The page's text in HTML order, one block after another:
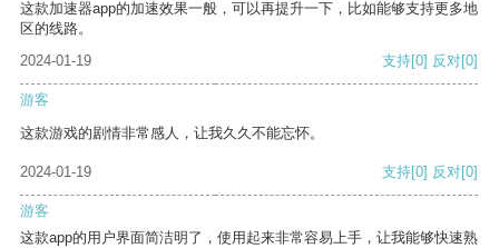
这款加速器app的加速效果一般，可以再提升一下，比如能够支持更多地
区的线路。
2024-01-19
支持[0] 反对[0]
游客
这款游戏的剧情非常感人，让我久久不能忘怀。
2024-01-19 支持[0] 反对[0]
游客
这款app的用户界面简洁明了，使用起来非常容易上手，让我能够快速熟